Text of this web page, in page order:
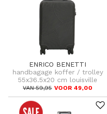
ENRICO BENETTI
handbagage koffer / trolley
55x36.5x20 cm louisville
VAN 59,95 VOOR 49,00